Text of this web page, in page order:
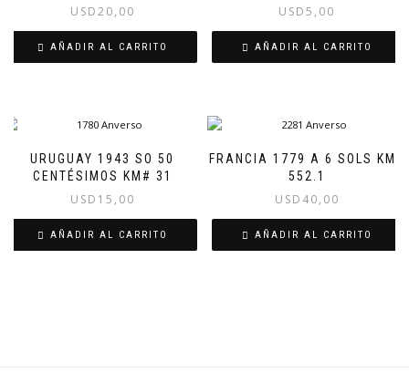
USD20,00
AÑADIR AL CARRITO
USD5,00
AÑADIR AL CARRITO
URUGUAY 1943 SO 50
CENTÉSIMOS KM# 31
USD 15,00
AÑADIR AL CARRITO
FRANCIA 1779 A 6 SOLS KM#
552.1
USD 40,00
AÑADIR AL CARRITO